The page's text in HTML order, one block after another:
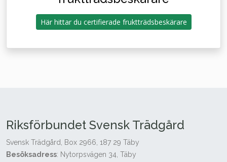
Här hittar du certifierade fruktträdsbeskärare
Riksförbundet Svensk Trädgård
Svensk Trädgård, Box 2966, 187 29 Täby
Besöksadress: Nytorpsvägen 34, Täby